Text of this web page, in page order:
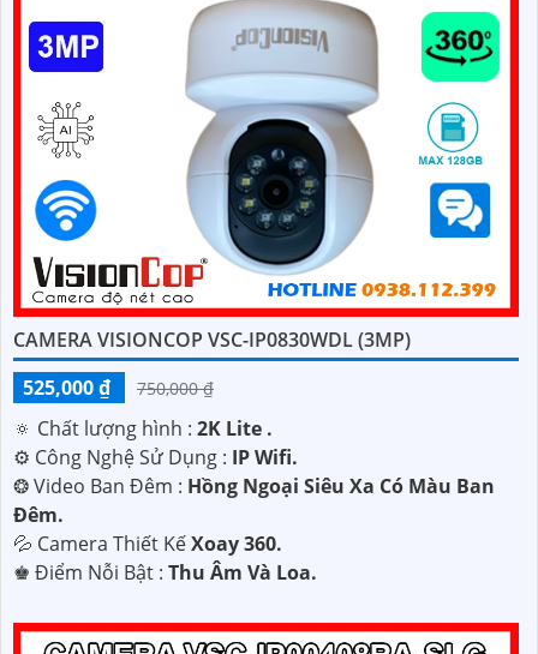
CAMERA VISIONCOP VSC-IP0830WDL (3MP)
525,000 ₫
750,000 ₫
🔅 Chất lượng hình : 2K Lite .
⚙ Công Nghệ Sử Dụng : IP Wifi.
❂ Video Ban Đêm : Hồng Ngoại Siêu Xa Có Màu Ban
Ðêm.
💦 Camera Thiết KếXoay 360.
️♚ Điểm Nỗi Bật : Thu Âm Và Loa.